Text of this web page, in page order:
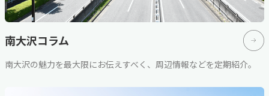
南大沢コラム
南大沢の魅力を最大限にお伝えすべく、周辺情報などを定期紹介。